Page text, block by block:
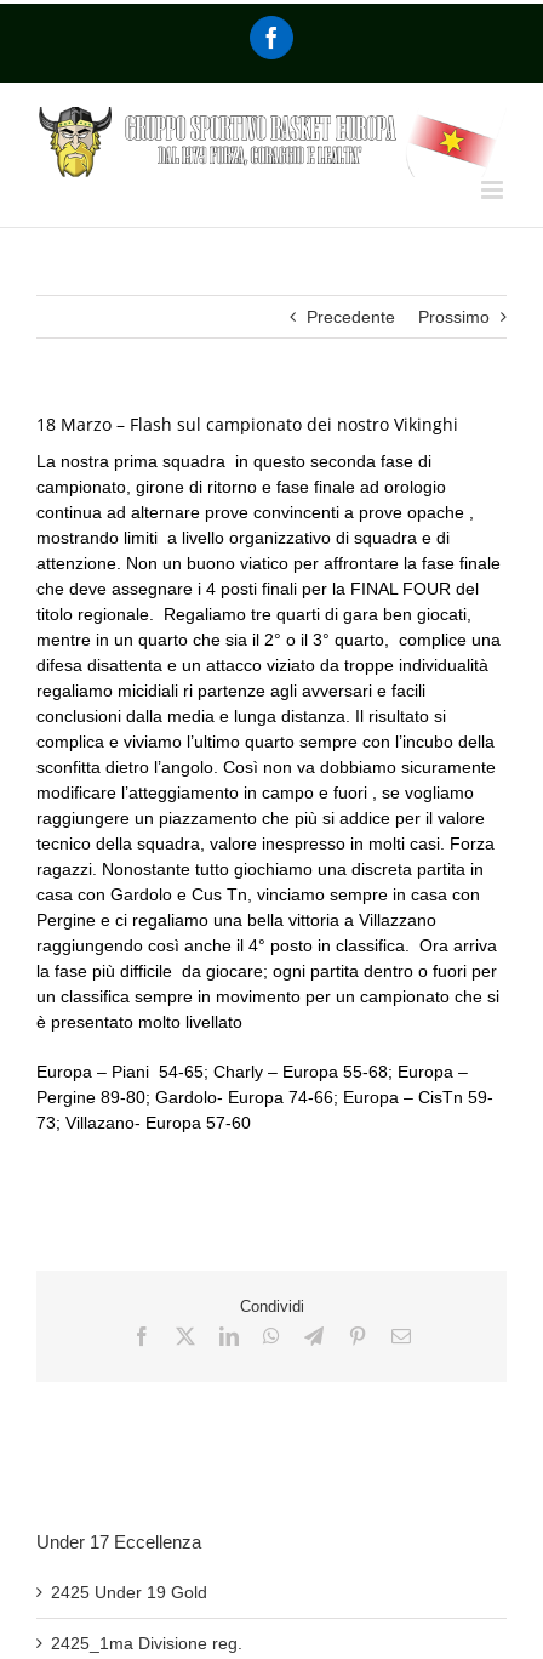
Precedente Prossimo
18 Marzo – Flash sul campionato dei nostro Vikinghi
La nostra prima squadra in questo seconda fase di
campionato, girone di ritorno e fase finale ad orologio
continua ad alternare prove convincenti a prove opache ,
mostrando limiti a livello organizzativo di squadra e di
attenzione. Non un buono viatico per affrontare la fase finale
che deve assegnare i 4 posti finali per la FINAL FOUR del
titolo regionale. Regaliamo tre quarti di gara ben giocati,
mentre in un quarto che sia il 2° o il 3° quarto, complice una
difesa disattenta e un attacco viziato da troppe individualità
regaliamo micidiali ri partenze agli avversari e facili
conclusioni dalla media e lunga distanza. Il risultato si
complica e viviamo l’ultimo quarto sempre con l’incubo della
sconfitta dietro l’angolo. Così non va dobbiamo sicuramente
modificare l’atteggiamento in campo e fuori , se vogliamo
raggiungere un piazzamento che più si addice per il valore
tecnico della squadra, valore inespresso in molti casi. Forza
ragazzi. Nonostante tutto giochiamo una discreta partita in
casa con Gardolo e Cus Tn, vinciamo sempre in casa con
Pergine e ci regaliamo una bella vittoria a Villazzano
raggiungendo così anche il 4° posto in classifica. Ora arriva
la fase più difficile da giocare; ogni partita dentro o fuori per
un classifica sempre in movimento per un campionato che si
è presentato molto livellato
Europa – Piani 54-65; Charly – Europa 55-68; Europa –
Pergine 89-80; Gardolo- Europa 74-66; Europa – CisTn 59-
73; Villazano- Europa 57-60
Condividi
Under 17 Eccellenza
2425 Under 19 Gold
2425_1ma Divisione reg.